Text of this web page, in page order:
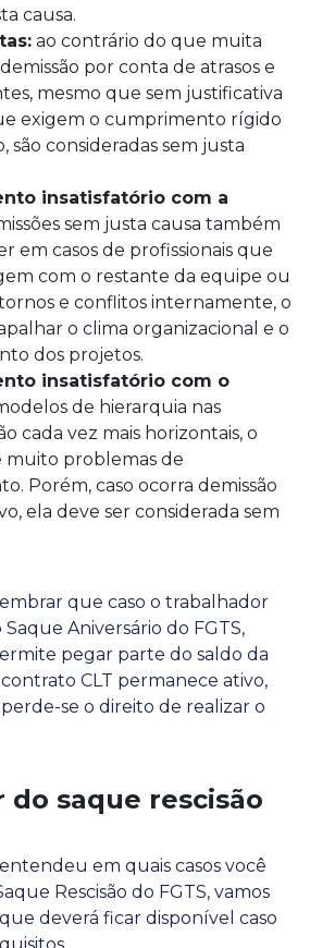
causa.
ao contrário do que muita
por conta de atrasos e
mesmo que sem justificativa
exigem o cumprimento rígido
são consideradas sem justa
insatisfatório com a
sem justa causa também
em casos de profissionais que
com o restante da equipe ou
e conflitos internamente, o
o clima organizacional e o
dos projetos.
insatisfatório com o
de hierarquia nas
cada vez mais horizontais, o
muito problemas de
Porém, caso ocorra demissão
ela deve ser considerada sem
que caso o trabalhador
Aniversário do FGTS,
pegar parte do saldo da
CLT permanece ativo,
se o direito de realizar o
do saque rescisão
em quais casos você
Rescisão do FGTS, vamos
deverá ficar disponível caso